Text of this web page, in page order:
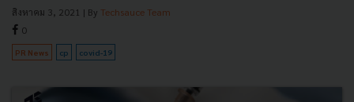
สิงหาคม 3, 2021 | By Techsauce Team
0
PR News cp covid-19